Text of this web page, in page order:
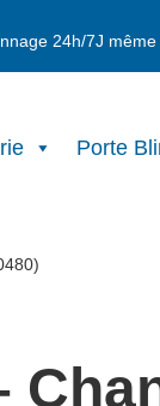
24h/7J
Porte